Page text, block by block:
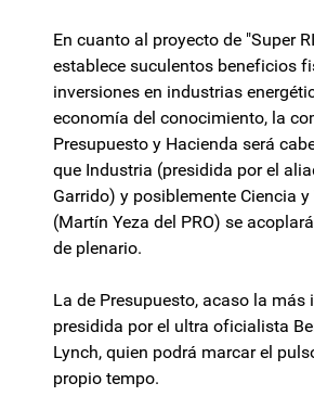
En cuanto al proyecto de "Super
establece suculentos beneficios
inversiones en industrias
economía del conocimiento, la
Presupuesto y Hacienda será
que Industria (presidida por el
Garrido) y posiblemente Ciencia
(Martín Yeza del PRO) se
de plenario.
La de Presupuesto, acaso la más
presidida por el ultra oficialista
Lynch, quien podrá marcar el
propio tempo.